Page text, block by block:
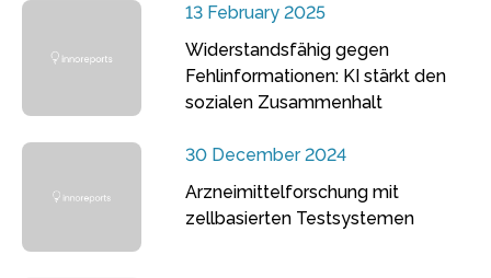
13 February 2025
Widerstandsfähig gegen
Fehlinformationen: KI stärkt den
sozialen Zusammenhalt
30 December 2024
Arzneimittelforschung mit
zellbasierten Testsystemen